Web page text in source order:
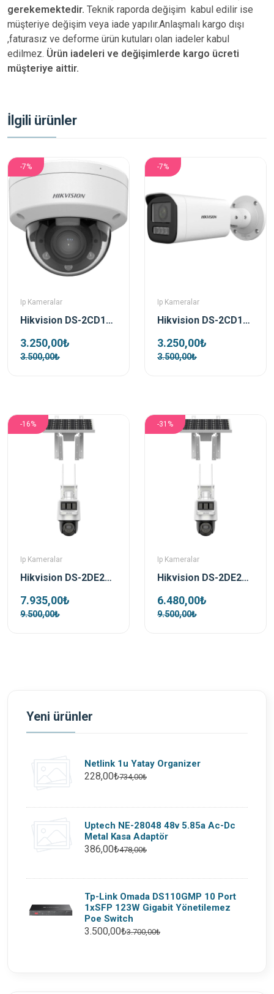
gerekemektedir. Teknik raporda değişim kabul edilir ise
müşteriye değişim veya iade yapılır.Anlaşmalı kargo dışı
,faturasız ve deforme ürün kutuları olan iadeler kabul
edilmez. Ürün iadeleri ve değişimlerde kargo ücreti
müşteriye aittir.
İlgili ürünler
-7%
Ip Kameralar
Hikvision DS-2CD1723G2-LIZSU 2 Mp 2.8-12 Mm Motorize Dual Light Dome Ip Kamera
3.250,00₺
3.500,00₺
-7%
Ip Kameralar
Hikvision DS-2CD1623G2-LIZSU 2 Mp 2.8-12 Mm Motorize Dual Light Bullet Ip Kamera
3.250,00₺
3.500,00₺
-16%
Ip Kameralar
Hikvision DS-2DE2C400IWG-K/4G/C05S10 4 MP 2.8mm Pro Solar IP Güvenlik Kamerası
7.935,00₺
9.500,00₺
-31%
Ip Kameralar
Hikvision DS-2DE2C200IWG-K/4G/C05S10 2 MP 2.8mm Pro Solar IP Güvenlik Kamerası
6.480,00₺
9.500,00₺
Yeni ürünler
Netlink 1u Yatay Organizer
228,00₺734,00₺
Uptech NE-28048 48v 5.85a Ac-Dc
Metal Kasa Adaptör
386,00₺478,00₺
Tp-Link Omada DS110GMP 10 Port
1xSFP 123W Gigabit Yönetilemez
Poe Switch
3.500,00₺3.700,00₺